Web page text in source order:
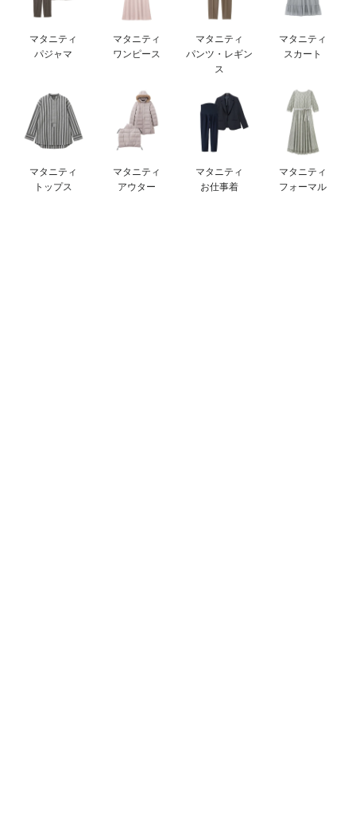
ベビー リュック
ベビー 小物
erbaviva（エルバビーバ）
安心の日本製。先輩ママが買ってよかった！本当に必要な出産準備品
ハレの日に着るANGELIEBEのセレモニー
冬に可愛いニットがお得！
マタニティ
パジャマ
マタニティ
ワンピース
マタニティ
パンツ・レギン
ス
マタニティ
スカート
マタニティ
トップス
マタニティ
アウター
マタニティ
お仕事着
マタニティ
フォーマル